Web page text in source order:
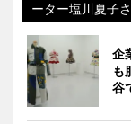
ーター塩川夏子
企
も
谷